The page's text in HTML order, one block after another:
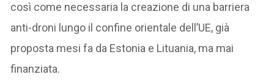
così come necessaria la creazione di una barriera
anti-droni lungo il confine orientale dell’UE, già
proposta mesi fa da Estonia e Lituania, ma mai
finanziata.